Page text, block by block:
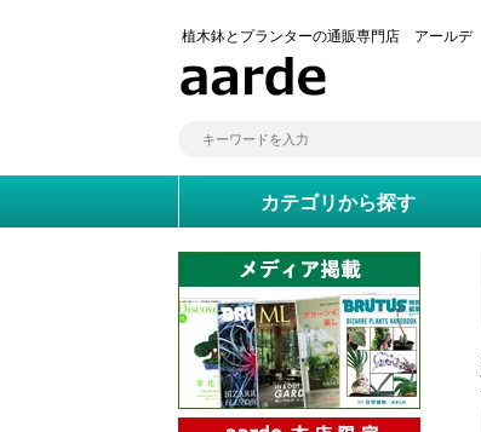
植木鉢とプランターの通販専門店 アールデ
カテゴリから探す